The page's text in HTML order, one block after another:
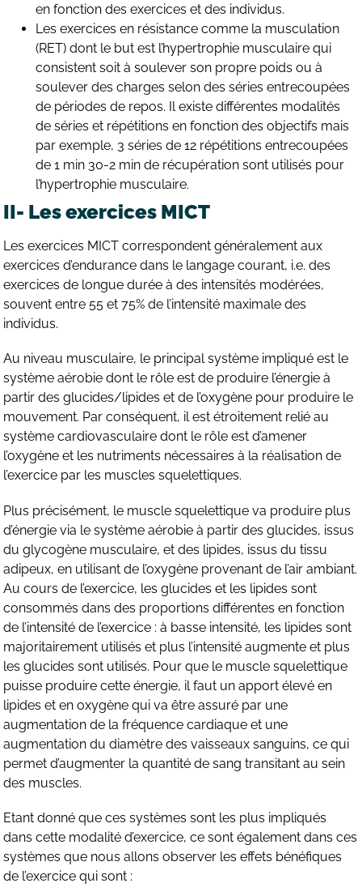
en fonction des exercices et des individus.
Les exercices en résistance comme la musculation
(RET) dont le but est l’hypertrophie musculaire qui
consistent soit à soulever son propre poids ou à
soulever des charges selon des séries entrecoupées
de périodes de repos. Il existe différentes modalités
de séries et répétitions en fonction des objectifs mais
par exemple, 3 séries de 12 répétitions entrecoupées
de 1 min 30-2 min de récupération sont utilisés pour
l’hypertrophie musculaire.
II- Les exercices MICT
Les exercices MICT correspondent généralement aux
exercices d’endurance dans le langage courant, i.e. des
exercices de longue durée à des intensités modérées,
souvent entre 55 et 75% de l’intensité maximale des
individus.
Au niveau musculaire, le principal système impliqué est le
système aérobie dont le rôle est de produire l’énergie à
partir des glucides/lipides et de l’oxygène pour produire le
mouvement. Par conséquent, il est étroitement relié au
système cardiovasculaire dont le rôle est d’amener
l’oxygène et les nutriments nécessaires à la réalisation de
l’exercice par les muscles squelettiques.
Plus précisément, le muscle squelettique va produire plus
d’énergie via le système aérobie à partir des glucides, issus
du glycogène musculaire, et des lipides, issus du tissu
adipeux, en utilisant de l’oxygène provenant de l’air ambiant.
Au cours de l’exercice, les glucides et les lipides sont
consommés dans des proportions différentes en fonction
de l’intensité de l’exercice : à basse intensité, les lipides sont
majoritairement utilisés et plus l’intensité augmente et plus
les glucides sont utilisés. Pour que le muscle squelettique
puisse produire cette énergie, il faut un apport élevé en
lipides et en oxygène qui va être assuré par une
augmentation de la fréquence cardiaque et une
augmentation du diamètre des vaisseaux sanguins, ce qui
permet d’augmenter la quantité de sang transitant au sein
des muscles.
Etant donné que ces systèmes sont les plus impliqués
dans cette modalité d’exercice, ce sont également dans ces
systèmes que nous allons observer les effets bénéfiques
de l’exercice qui sont :